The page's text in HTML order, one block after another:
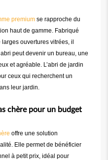
premium se rapproche du
haut de gamme. Fabriqué
ouvertures vitrées, il
peut devenir un bureau, une
et agréable. L’abri de jardin
ceux qui recherchent un
leur jardin.
chère pour un budget
offre une solution
Elle permet de bénéficier
à petit prix, idéal pour